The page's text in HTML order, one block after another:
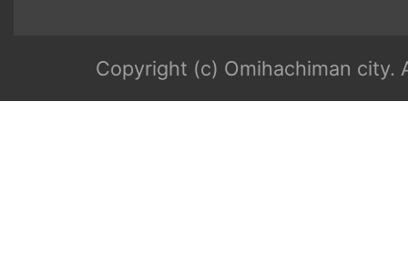
Copyright (c) Omihachiman city.